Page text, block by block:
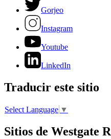
Gorjeo
Instagram
Youtube
LinkedIn
Traducir este sitio
Select Language ▼
Sitios de Westgate